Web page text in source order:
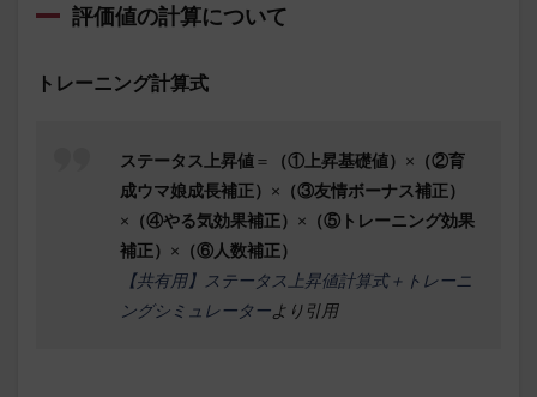
評価値の計算について
トレーニング計算式
ステータス上昇値＝ （①上昇基礎値） × （②育
成ウマ娘成長補正） × （③友情ボーナス補正）
× （④やる気効果補正） × （⑤トレーニング効果
補正） × （⑥人数補正）
【共有用】ステータス上昇値計算式＋トレーニ
ングシミュレーターより引用